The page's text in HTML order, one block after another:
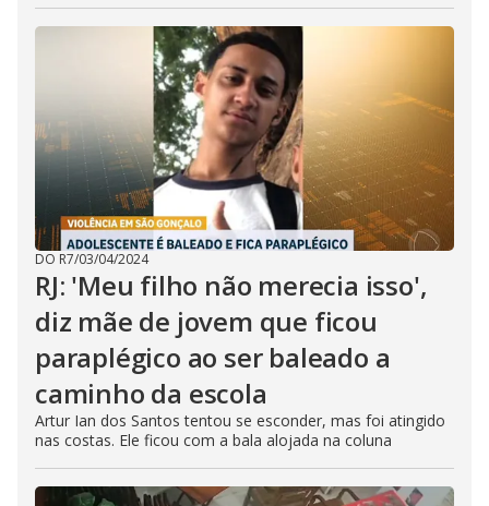
DO R7/03/04/2024
RJ: 'Meu filho não merecia isso',
diz mãe de jovem que ficou
paraplégico ao ser baleado a
caminho da escola
Artur Ian dos Santos tentou se esconder, mas foi atingido
nas costas. Ele ficou com a bala alojada na coluna